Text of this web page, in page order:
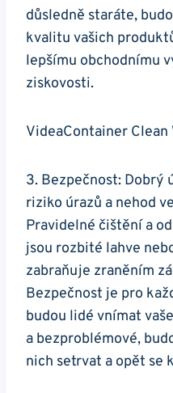
důsledně staráte,
kvalitu vašich
lepšímu obchodnímu
ziskovosti.
VideaContainer
3. Bezpečnost: Dobrý
riziko úrazů a nehod
Pravidelné čištění a
jsou rozbité lahve
zabraňuje zraněním
Bezpečnost je pro
budou lidé vnímat
a bezproblémové,
nich setrvat a opět se